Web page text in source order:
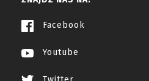
Facebook
Youtube